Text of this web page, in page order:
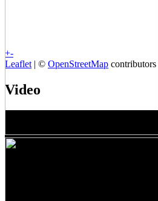
+-
Leaflet | © OpenStreetMap contributors
Video